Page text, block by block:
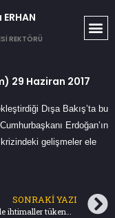
REKTÖRÜ
29 Haziran 2017
Dışa Bakış’ta bu
Erdoğan’ın
gelişmeler ele
SONRAKI YAZI
​Diplomaside ihtimaller tükenmez (02.07.2017) Türkiye Gazetesi